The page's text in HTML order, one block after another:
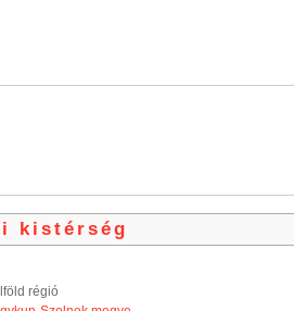
kistérség
régió